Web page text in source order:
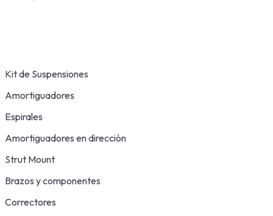
Kit de Suspensiones
Amortiguadores
Espirales
Amortiguadores en dirección
Strut Mount
Brazos y componentes
Correctores